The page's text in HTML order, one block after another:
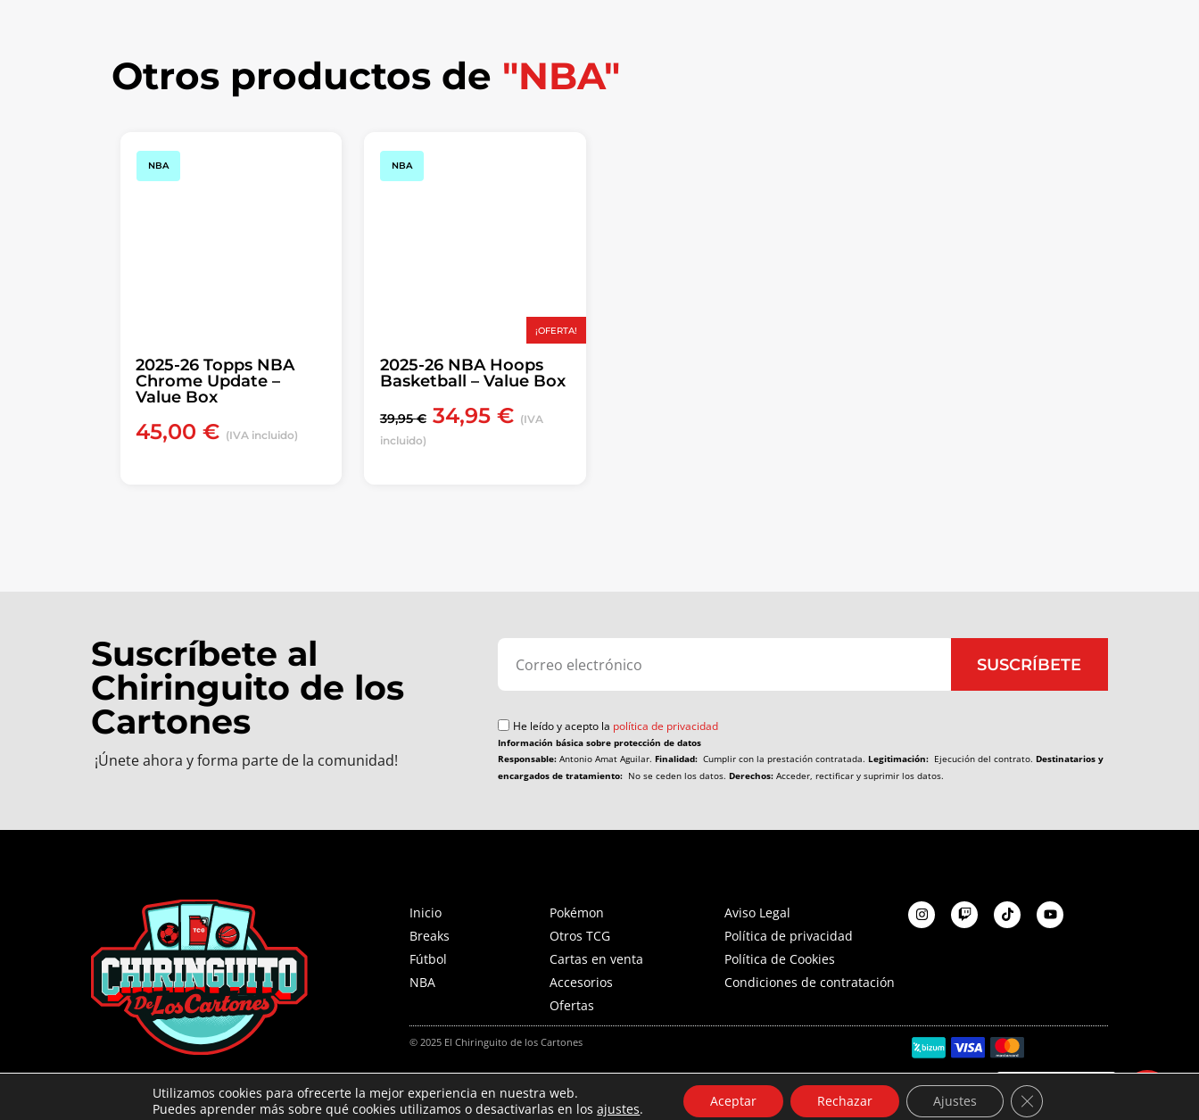
Otros productos de "NBA"
NBA
2025-26 Topps NBA
Chrome Update –
Value Box
45,00€ (IVA incluido)
NBA
¡OFERTA!
2025-26 NBA Hoops
Basketball – Value Box
39,95€ 34,95 € (IVA
incluido)
Suscríbete al
Chiringuito de los
Cartones
¡Únete ahora y forma parte de la comunidad!
He leído y acepto la política de privacidad
SUSCRÍBETE
Información básica sobre protección de datos
Responsable: Antonio Amat Aguilar. Finalidad: Cumplir con la prestación contratada. Legitimación: Ejecución del contrato. Destinatarios y
encargados de tratamiento: No se ceden los datos. Derechos: Acceder, rectificar y suprimir los datos.
Inicio
Breaks
Fútbol
NBA
Pokémon
Otros TCG
Cartas en venta
Accesorios
Ofertas
Aviso Legal
Política de privacidad
Política de Cookies
Condiciones de contratación
© 2025 El Chiringuito de los Cartones
Utilizamos cookies para ofrecerte la mejor experiencia en nuestra web.
Puedes aprender más sobre qué cookies utilizamos o desactivarlas en losajustes. Aceptar Rechazar Ajustes CERRAR EL BANNER DE
Únete a la
comunidad